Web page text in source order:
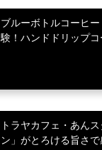
ブルーボトルコーヒ
験！ハンドドリップ
トラヤカフェ・あん
ン」がとろける旨さ